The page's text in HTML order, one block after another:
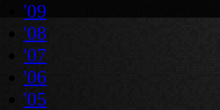
'09
'08
'07
'06
'05